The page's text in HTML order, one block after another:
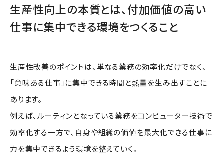
生産性向上の本質とは、付加価値の高い
仕事に集中できる環境をつくること
生産性改善のポイントは、単なる業務の効率化だけでなく、
「意味ある仕事」に集中できる時間と熱量を生み出すことに
あります。
例えば、ルーティンとなっている業務をコンピューター技術で
効率化する一方で、自身や組織の価値を最大化できる仕事に
力を集中できるよう環境を整えていく。